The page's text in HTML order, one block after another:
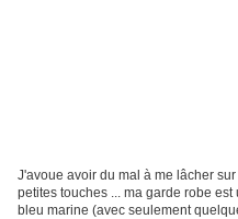
J'avoue avoir du mal à me lâcher
petites touches ... ma garde robe
bleu marine (avec seulement